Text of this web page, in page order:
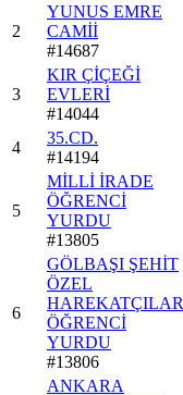
2
YUNUS EMRE
CAMİİ
#14687
3
KIR ÇİÇEĞİ
EVLERİ
#14044
4
35.CD.
#14194
5
MİLLİ İRADE
ÖĞRENCİ
YURDU
#13805
6
GÖLBAŞI ŞEHİT
ÖZEL
HAREKATÇILAR
ÖĞRENCİ
YURDU
#13806
ANKARA